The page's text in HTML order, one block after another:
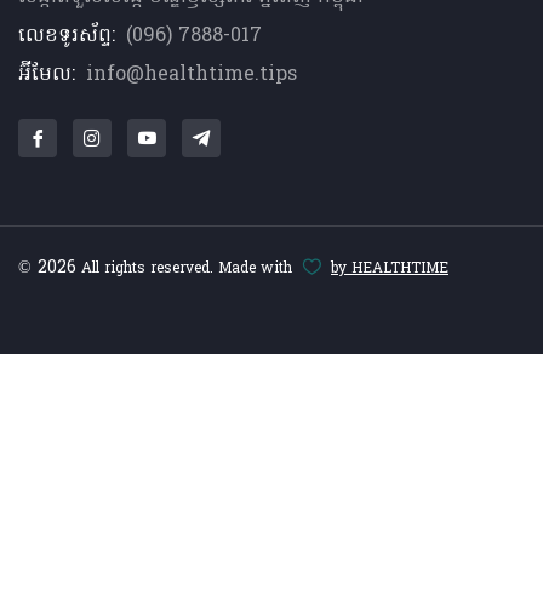
លេខទូរស័ព្ទ: (096) 7888-017
អ៊ីមែល: info@healthtime.tips
© 2026 All rights reserved. Made with by HEALTHTIME